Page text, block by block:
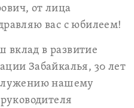
от лица
вас с юбилеем!
в развитие
Забайкалья, 30 лет
нашему